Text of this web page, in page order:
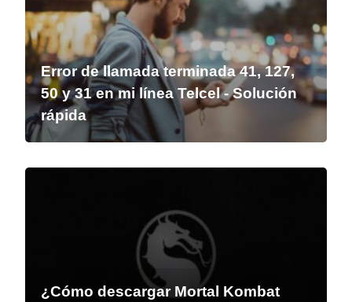
Error de llamada terminada 41, 127,
50 y 31 en mi línea Telcel - Solución
rápida
¿Cómo descargar Mortal Kombat